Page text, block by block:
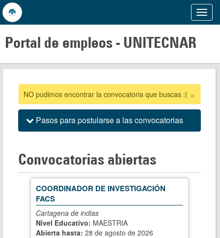
Menu
Portal de empleos - UNITECNAR
×
NO pudimos encontrar la convocatoria que buscas :(
Pasos para postularse a las convocatorias
Convocatorias abiertas
COORDINADOR DE INVESTIGACIÓN
FACS
Cartagena de indias
Nivel Educativo: MAESTRIA
Abierta hasta: 28 de agosto de 2026